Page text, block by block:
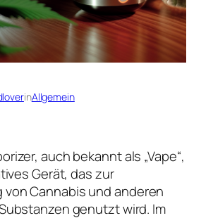
inAllgemein
auch bekannt als „Vape“,
Gerät, das zur
von Cannabis und anderen
genutzt wird. Im